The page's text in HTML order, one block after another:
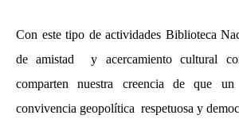
Con este tipo de actividades Biblioteca
de amistad y acercamiento cultural
comparten nuestra creencia de que
convivencia geopolítica respetuosa y